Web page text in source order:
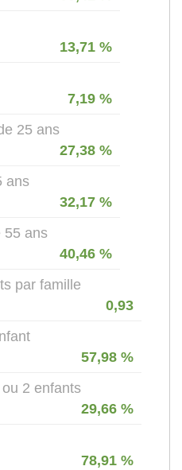
13,71 %
7,19 %
25 ans
27,38 %
ans
32,17 %
55 ans
40,46 %
par famille
0,93
57,98 %
2 enfants
29,66 %
78,91 %